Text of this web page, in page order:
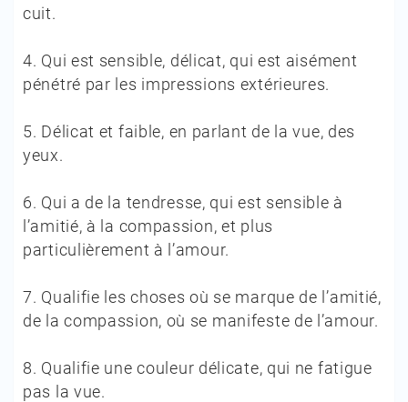
cuit.
4. Qui est sensible, délicat, qui est aisément
pénétré par les impressions extérieures.
5. Délicat et faible, en parlant de la vue, des
yeux.
6. Qui a de la tendresse, qui est sensible à
l’amitié, à la compassion, et plus
particulièrement à l’amour.
7. Qualifie les choses où se marque de l’amitié,
de la compassion, où se manifeste de l’amour.
8. Qualifie une couleur délicate, qui ne fatigue
pas la vue.